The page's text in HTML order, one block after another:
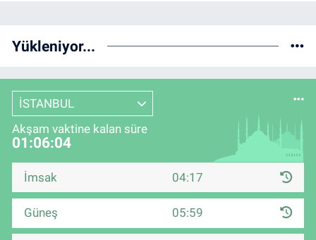
Yükleniyor...
İSTANBUL
Akşam vaktine kalan süre
01:06:04
İmsak 04:17
Güneş 05:59